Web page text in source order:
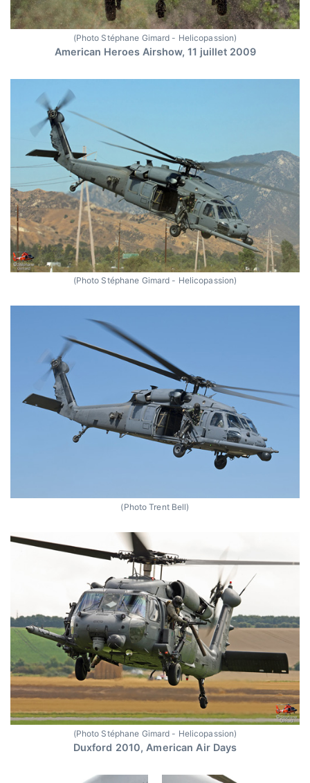
(Photo Stéphane Gimard - Helicopassion)
American Heroes Airshow, 11 juillet 2009
(Photo Stéphane Gimard - Helicopassion)
(Photo Trent Bell)
(Photo Stéphane Gimard - Helicopassion)
Duxford 2010, American Air Days